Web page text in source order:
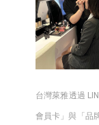
台灣萊雅透過
會員卡」與「品